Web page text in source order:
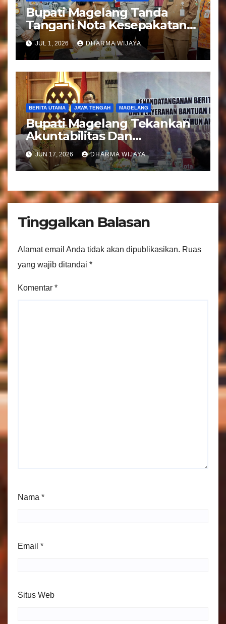
Bupati Magelang Tanda
Tangani Nota Kesepakatan
Pengalihan Pelayanan
Regident Di Kecamatan
Bandongan
JUL 1, 2026 DHARMA WIJAYA
BERITA UTAMA JAWA TENGAH MAGELANG
Bupati Magelang Tekankan
Akuntabilitas Dan
Tranparansi Pengelolaan
Bantuan Keuangan Parpol
JUN 17, 2026 DHARMA WIJAYA
Tinggalkan Balasan
Alamat email Anda tidak akan dipublikasikan. Ruas
yang wajib ditandai *
Komentar *
Nama *
Email *
Situs Web